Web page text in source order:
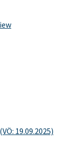
19.09.2025)